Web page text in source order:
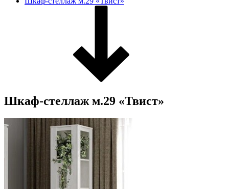
Шкаф-стеллаж м.29 «Твист»